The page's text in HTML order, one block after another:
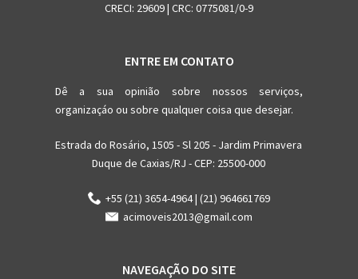
CRECI: 29609 | CRC: 0775081/0-9
ENTRE EM CONTATO
Dê a sua opinião sobre nossos serviços,
organizaçáo ou sobre qualquer coisa que desejar.
Estrada do Rosário, 1505 - Sl 205 - Jardim Primavera
Duque de Caxias/RJ - CEP: 25500-000
+55 (21) 3654-4964 | (21) 964661769
acimoveis2013@gmail.com
NAVEGAÇÃO DO SITE